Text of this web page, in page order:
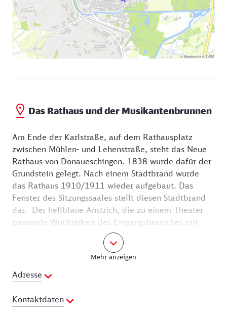
Hanselbrunnen. Die bunte Figur auf dem Brunnen
zeigt an, dass es sich um einen Narrenbrunnen
handelt. Sie steht dort seit 1913 und ist ein
Geschenk der Narrenzunft „Frohsinn“. Die Bemalung
des "Häs", das alemannische Wort für das Fasnet-
dem nahenden Frühling. Rund um den Brunnen
Rast.
Das Rathaus und der Musikantenbrunnen
Am Ende der Karlstraße, auf dem Rathausplatz
zwischen Mühlen- und Lehenstraße, steht das Neue
Rathaus von Donaueschingen. 1838 wurde dafür der
Grundstein gelegt. Nach einem Stadtbrand wurde
das Rathaus 1910/1911 wieder aufgebaut. Das
Fenster des Sitzungssaales stellt diesen Stadtbrand
dar. Der hellblaue Anstrich, die zu einem Theater
passende Wuchtigkeit des Eingangsbereiches mit
dem vorgewölbten Sitzungssaal sind typische
Merkmale des damaligen Jugendstils.
Anläßlich der 1100-Jahr-Feier 1989 wurde die
Neugestaltung des Rathausplatzes mit dem
"Musikantenbrunnen" des Künstlers Bonifatius
Stirnberg vollendet. Der Brunnen symbolisiert, dass
Mehr anzeigen
Adresse
Kontaktdaten